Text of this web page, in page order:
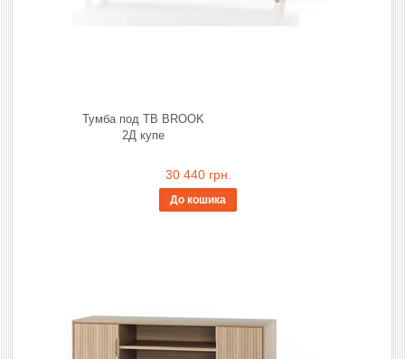
Тумба под ТВ BROOK
2Д купе
30 440 грн.
До кошика